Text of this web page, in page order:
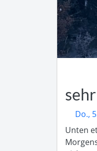
Do.,
Unten